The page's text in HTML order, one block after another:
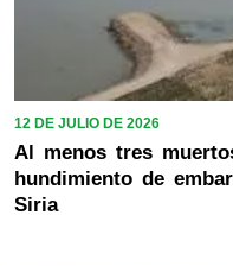
12 DE JULIO DE 2026
Al menos tres
hundimiento de
Siria